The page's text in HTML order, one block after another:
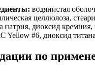
водянистая
целлюлоза,
натрия, диоксид
Yellow #6, диоксид
по